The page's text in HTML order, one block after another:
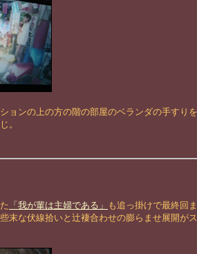
ョンの上の方の階の部屋のベランダの手すり
。
「我が輩は主婦である」 も追っ掛けで最終回
末な伏線拾いと辻褄合わせの膨らませ展開が